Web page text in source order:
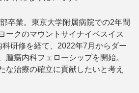
卒業。東京大学附属病院での2年間
ークのマウントサイナイベスイス
研修を経て、2022年7月からダー
腫瘍内科フェローシップを開始。
な治療の確立に貢献したいと考え